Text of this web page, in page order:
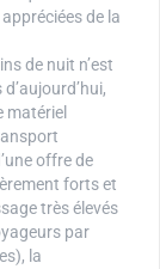
de la
de nuit n’est
matériel
offre de
forts et
très élevés
par
la